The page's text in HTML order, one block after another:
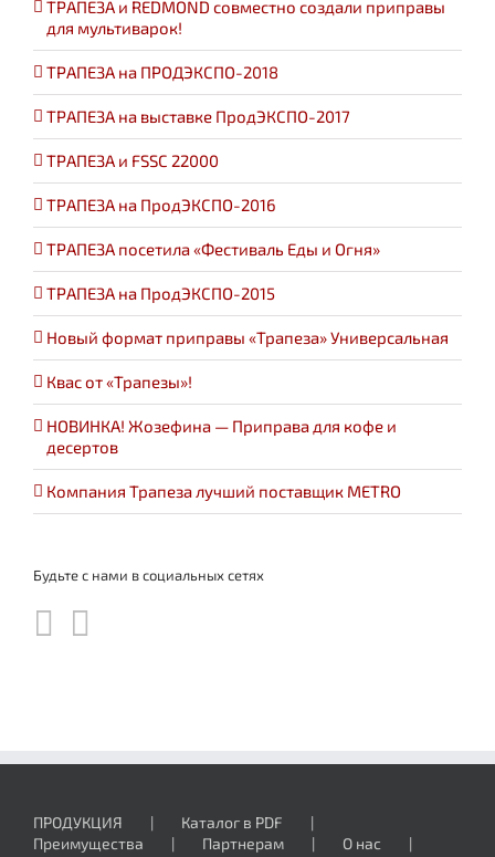
ТРАПЕЗА и REDMOND совместно создали приправы
для мультиварок!
ТРАПЕЗА на ПРОДЭКСПО-2018
ТРАПЕЗА на выставке ПродЭКСПО-2017
ТРАПЕЗА и FSSC 22000
ТРАПЕЗА на ПродЭКСПО-2016
ТРАПЕЗА посетила «Фестиваль Еды и Огня»
ТРАПЕЗА на ПродЭКСПО-2015
Новый формат приправы «Трапеза» Универсальная
Квас от «Трапезы»!
НОВИНКА! Жозефина — Приправа для кофе и
десертов
Компания Трапеза лучший поставщик METRO
Будьте с нами в социальных сетях
ПРОДУКЦИЯ
Каталог в PDF
Преимущества
Партнерам
О нас